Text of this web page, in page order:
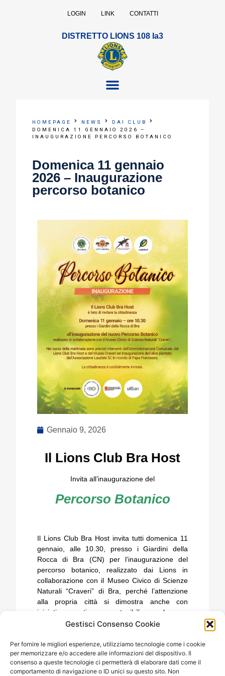
Gestisci Consenso Cookie
Per fornire le migliori esperienze, utilizziamo tecnologie come i cookie
per memorizzare e/o accedere alle informazioni del dispositivo. Il
consenso a queste tecnologie ci permetterà di elaborare dati come il
comportamento di navigazione o ID unici su questo sito. Non
DISTRETTO LIONS 108 Ia3
LOGIN LINK CONTATTI
HOMEPAGE NEWS
DAI CLUB
DOMENICA 11 GENNAIO 2026 –
INAUGURAZIONE PERCORSO BOTANICO
Domenica 11 gennaio
2026 – Inaugurazione
percorso botanico
Gennaio 9, 2026
Il Lions Club Bra Host
Invita all’inaugurazione del
Percorso Botanico
Il Lions Club Bra Host invita tutti domenica 11
gennaio, alle 10.30, presso i Giardini della
Rocca di Bra (CN) per l’inaugurazione del
percorso botanico, realizzato dai Lions in
collaborazione con il Museo Civico di Scienze
Naturali “Craveri” di Bra, perché l’attenzione
alla propria città si dimostra anche con
iniziative creative e sostenibili, per la cura
particolare dei luoghi più caratteristici del